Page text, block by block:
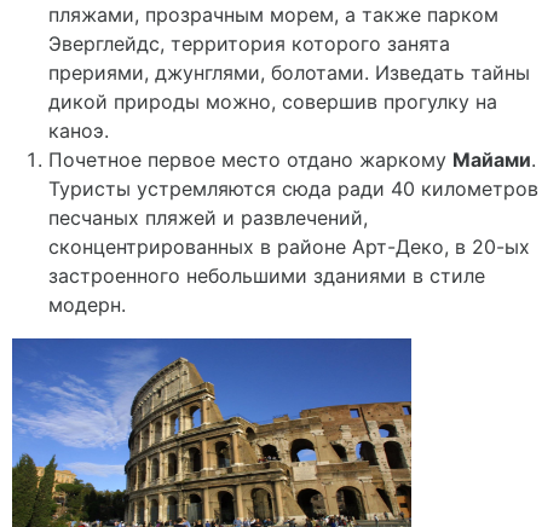
пляжами, прозрачным морем, а также парком
Эверглейдс, территория которого занята
прериями, джунглями, болотами. Изведать тайны
дикой природы можно, совершив прогулку на
каноэ.
Почетное первое место отдано жаркому Майами.
Туристы устремляются сюда ради 40 километров
песчаных пляжей и развлечений,
сконцентрированных в районе Арт-Деко, в 20-ых
застроенного небольшими зданиями в стиле
модерн.